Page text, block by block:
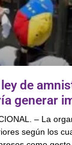
de
generar
– La
según los